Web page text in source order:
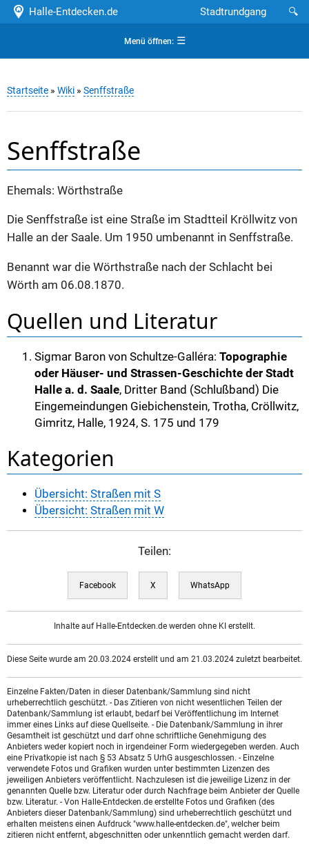
Halle-Entdecken.de 🔍
Stadtrundgang
Menü öffnen:☰
Startseite » Wiki » Senffstraße
Senffstraße
Ehemals: Wörthstraße
Die Senffstraße ist eine Straße im Stadtteil Kröllwitz von
Halle an der Saale. Um 1950 umbenannt in Senffstraße.
Benannt war die Wörthstraße nach der Schlacht bei
Wörth am 06.08.1870.
Quellen und Literatur
Sigmar Baron von Schultze-Galléra: Topographie
oder Häuser- und Strassen-Geschichte der Stadt
Halle a. d. Saale, Dritter Band (Schlußband) Die
Eingemeindungen Giebichenstein, Trotha, Cröllwitz,
Gimritz, Halle, 1924, S. 175 und 179
Kategorien
Übersicht: Straßen mit S
Übersicht: Straßen mit W
Teilen:
Facebook X WhatsApp
Inhalte auf Halle-Entdecken.de werden ohne KI erstellt.
Diese Seite wurde am 20.03.2024 erstellt und am 21.03.2024 zuletzt bearbeitet.
Einzelne Fakten/Daten in dieser Datenbank/Sammlung sind nicht
urheberrechtlich geschützt. - Das Zitieren von nicht wesentlichen Teilen der
Datenbank/Sammlung ist erlaubt, bedarf bei Veröffentlichung im Internet
immer eines Links auf diese Quellseite. - Die Datenbank/Sammlung in ihrer
Gesamtheit ist geschützt und darf ohne schriftliche Genehmigung des
Anbieters weder kopiert noch in irgendeiner Form wiedergegeben werden. Auch
eine Privatkopie ist nach § 53 Absatz 5 UrhG ausgeschlossen. - Einzelne
verwendete Fotos und Grafiken wurden unter bestimmten Lizenzen des
jeweiligen Anbieters veröffentlicht. Nachzulesen ist die jeweilige Lizenz in der
genannten Quelle bzw. Literatur oder durch Nachfrage beim Anbieter der Quelle
bzw. Literatur. - Von Halle-Entdecken.de erstellte Fotos und Grafiken (des
Anbieters dieser Datenbank/Sammlung) sind urheberrechtlich geschützt und
erhalten meistens einen Aufdruck "www.halle-entdecken.de", welcher beim
zitieren nicht entfernt, abgeschnitten oder unkenntlich gemacht werden darf.